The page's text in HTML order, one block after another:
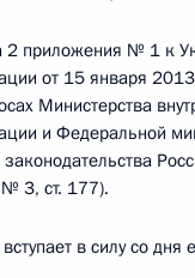
2 приложения № 1 к
от 15 января
Министерства
и Федеральной
3, ст. 177).
в силу со дня